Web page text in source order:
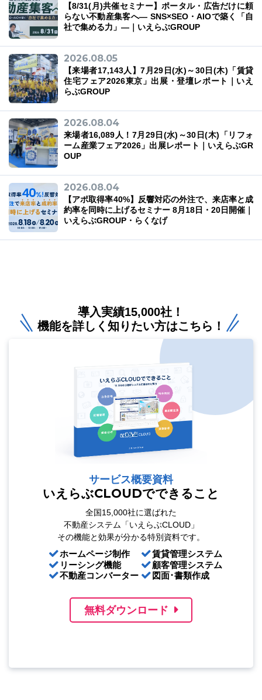
【8/31(月)共催セミナー】ポータル・広告だけに頼
らない不動産集客へ― SNS×SEO・AIOで築く「自
社で集める力」―｜いえらぶGROUP
2026.08.05
【来場者17,143人】7月29日(水)～30日(木)「賃貸
住宅フェア2026東京」出展・登壇レポート｜いえ
らぶGROUP
2026.08.04
来場者16,089人！7月29日(水)～30日(木)「リフォ
ーム産業フェア2026」出展レポート｜いえらぶGR
OUP
2026.08.04
【アポ取得率40%】反響対応の外注で、来店率と成
約率を同時に上げるセミナー 8月18日・20日開催｜
いえらぶGROUP・らくなげ
導入実績15,000社！
機能を詳しく知りたい方はこちら！
サービス概要資料
いえらぶCLOUDでできること
全国15,000社に選ばれた
不動産システム「いえらぶCLOUD」
その機能と効果が分かる特別資料です。
ホームページ制作
リーシング機能
不動産コンバーター
賃貸管理システム
顧客管理システム
図面･書類作成
無料ダウンロード